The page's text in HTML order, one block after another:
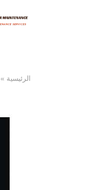
الرئيسية »